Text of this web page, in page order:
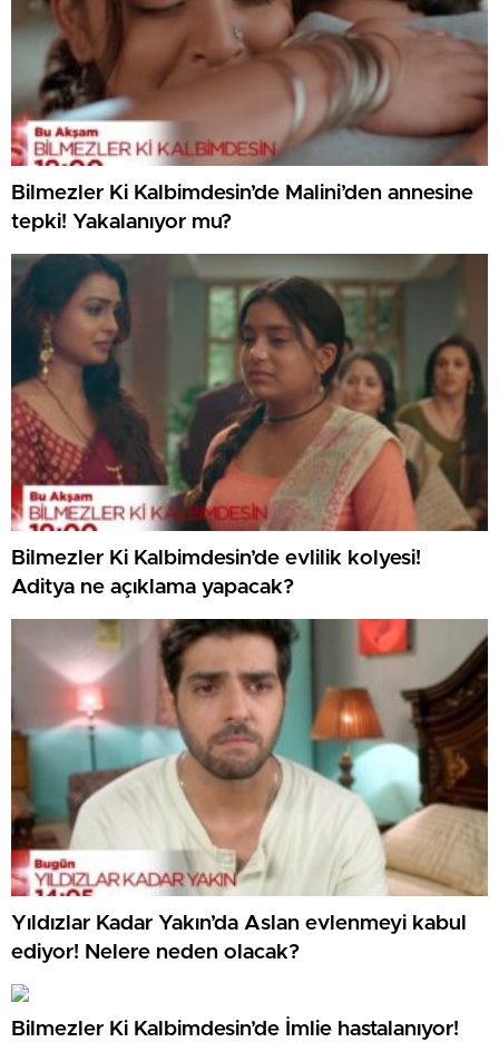
Bilmezler Ki Kalbimdesin’de Malini’den annesine
tepki! Yakalanıyor mu?
Bilmezler Ki Kalbimdesin’de evlilik kolyesi!
Aditya ne açıklama yapacak?
Yıldızlar Kadar Yakın’da Aslan evlenmeyi kabul
ediyor! Nelere neden olacak?
Bilmezler Ki Kalbimdesin’de İmlie hastalanıyor!